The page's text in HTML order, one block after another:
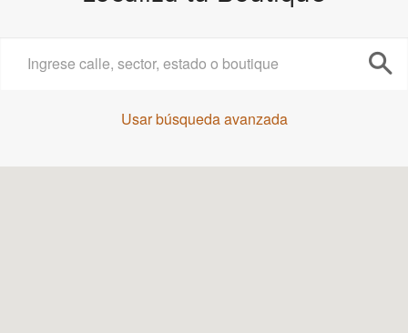
Usar búsqueda avanzada